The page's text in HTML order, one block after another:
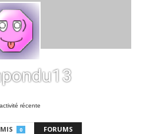
récente
0 FORUMS